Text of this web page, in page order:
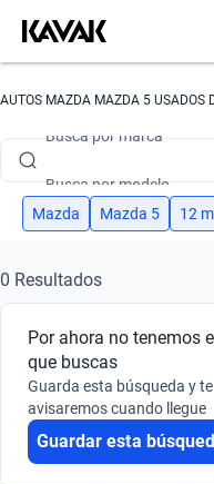
AUTOS MAZDA MAZDA 5 USADOS
Busca por versión
Busca por marca
Busca por modelo
Busca por versión
Mazda Mazda 5 12
0 Resultados
Por ahora no tenemos
que buscas
Guarda esta búsqueda y te
avisaremos cuando llegue
Guardar esta